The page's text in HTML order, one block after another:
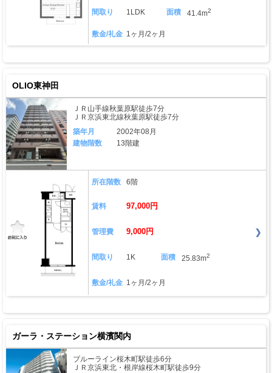
間取り 1LDK 面積 41.4m2
敷金/礼金 1ヶ月/2ヶ月
OLIO東神田
ＪＲ山手線秋葉原駅徒歩7分
ＪＲ京浜東北線秋葉原駅徒歩7分
築年月
2002年08月
建物階数
13階建
所在階数 6階
賃料 97,000円
管理費 9,000円
間取り 1K 面積 25.83m2
敷金/礼金 1ヶ月/2ヶ月
ガーラ・ステーション横濱関内
ブルーライン桜木町駅徒歩6分
ＪＲ京浜東北・根岸線桜木町駅徒歩9分